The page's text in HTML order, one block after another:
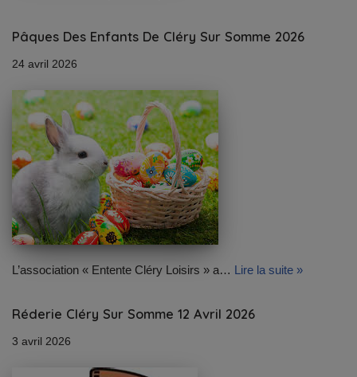
Pâques Des Enfants De Cléry Sur Somme 2026
24 avril 2026
L’association « Entente Cléry Loisirs » a… Lire la suite »
Réderie Cléry Sur Somme 12 Avril 2026
3 avril 2026